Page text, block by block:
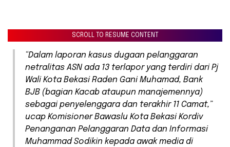
SCROLL TO RESUME CONTENT
“Dalam laporan kasus dugaan pelanggaran
netralitas ASN ada 13 terlapor yang terdiri dari Pj
Wali Kota Bekasi Raden Gani Muhamad, Bank
BJB (bagian Kacab ataupun manajemennya)
sebagai penyelenggara dan terakhir 11 Camat,”
ucap Komisioner Bawaslu Kota Bekasi Kordiv
Penanganan Pelanggaran Data dan Informasi
Muhammad Sodikin kepada awak media di